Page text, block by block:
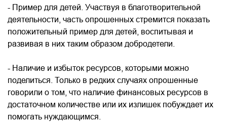
- Пример для детей. Участвуя в благотворительной
деятельности, часть опрошенных стремится показать
положительный пример для детей, воспитывая и
развивая в них таким образом добродетели.
- Наличие и избыток ресурсов, которыми можно
поделиться. Только в редких случаях опрошенные
говорили о том, что наличие финансовых ресурсов в
достаточном количестве или их излишек побуждает их
помогать нуждающимся.